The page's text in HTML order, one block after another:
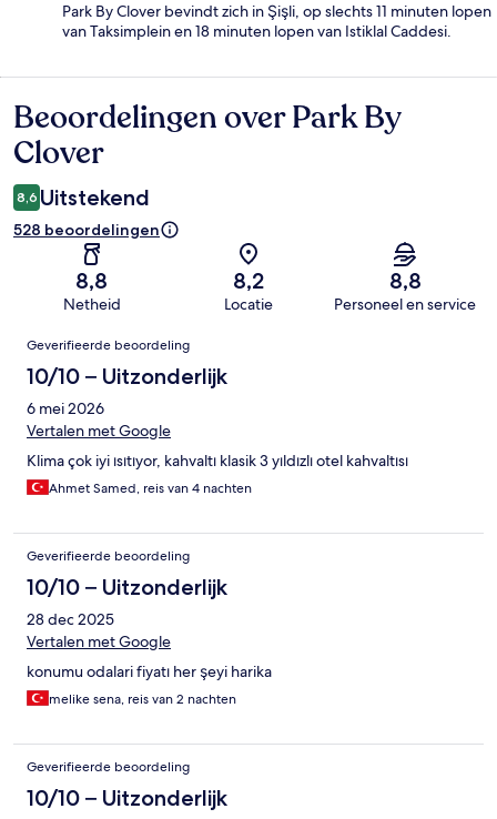
Park By Clover bevindt zich in Şişli, op slechts 11 minuten lopen
van Taksimplein en 18 minuten lopen van Istiklal Caddesi.
Beoordelingen
Beoordelingen over Park By
Clover
8,6 Uitstekend
528 beoordelingen
8,8
Netheid
8,2
Locatie
8,8
Personeel en service
Beoordelingen
Geverifieerde beoordeling
10/10 – Uitzonderlijk
6 mei 2026
Vertalen met Google
Klima çok iyi ısıtıyor, kahvaltı klasik 3 yıldızlı otel kahvaltısı
Ahmet Samed, reis van 4 nachten
Geverifieerde beoordeling
10/10 – Uitzonderlijk
28 dec 2025
Vertalen met Google
konumu odalari fiyatı her şeyi harika
melike sena, reis van 2 nachten
Geverifieerde beoordeling
10/10 – Uitzonderlijk